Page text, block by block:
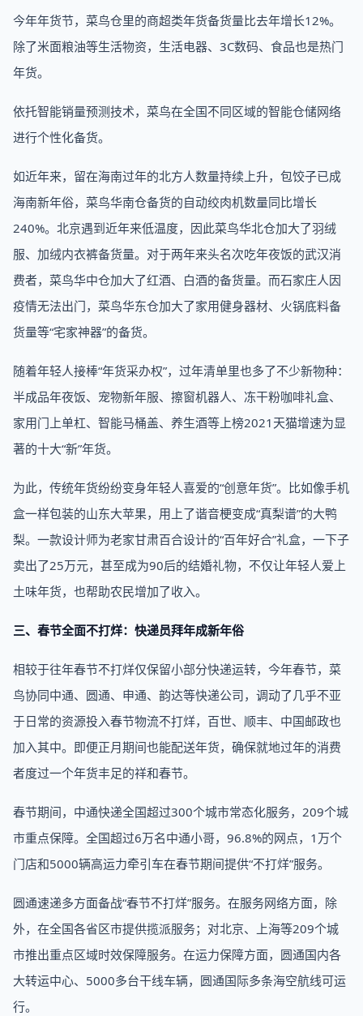
今年年货节，菜鸟仓里的商超类年货备货量比去年增长12%。
除了米面粮油等生活物资，生活电器、3C数码、食品也是热门
年货。
依托智能销量预测技术，菜鸟在全国不同区域的智能仓储网络
进行个性化备货。
如近年来，留在海南过年的北方人数量持续上升，包饺子已成
海南新年俗，菜鸟华南仓备货的自动绞肉机数量同比增长
240%。北京遇到近年来低温度，因此菜鸟华北仓加大了羽绒
服、加绒内衣裤备货量。对于两年来头名次吃年夜饭的武汉消
费者，菜鸟华中仓加大了红酒、白酒的备货量。而石家庄人因
疫情无法出门，菜鸟华东仓加大了家用健身器材、火锅底料备
货量等“宅家神器”的备货。
随着年轻人接棒“年货采办权”，过年清单里也多了不少新物种：
半成品年夜饭、宠物新年服、擦窗机器人、冻干粉咖啡礼盒、
家用门上单杠、智能马桶盖、养生酒等上榜2021天猫增速为显
著的十大“新”年货。
为此，传统年货纷纷变身年轻人喜爱的“创意年货”。比如像手机
盒一样包装的山东大苹果，用上了谐音梗变成“真梨谱”的大鸭
梨。一款设计师为老家甘肃百合设计的“百年好合”礼盒，一下子
卖出了25万元，甚至成为90后的结婚礼物，不仅让年轻人爱上
土味年货，也帮助农民增加了收入。
三、春节全面不打烊：快递员拜年成新年俗
相较于往年春节不打烊仅保留小部分快递运转，今年春节，菜
鸟协同中通、圆通、申通、韵达等快递公司，调动了几乎不亚
于日常的资源投入春节物流不打烊，百世、顺丰、中国邮政也
加入其中。即便正月期间也能配送年货，确保就地过年的消费
者度过一个年货丰足的祥和春节。
春节期间，中通快递全国超过300个城市常态化服务，209个城
市重点保障。全国超过6万名中通小哥，96.8%的网点，1万个
门店和5000辆高运力牵引车在春节期间提供“不打烊”服务。
圆通速递多方面备战“春节不打烊”服务。在服务网络方面，除
外，在全国各省区市提供揽派服务；对北京、上海等209个城
市推出重点区域时效保障服务。在运力保障方面，圆通国内各
大转运中心、5000多台干线车辆，圆通国际多条海空航线可运
行。